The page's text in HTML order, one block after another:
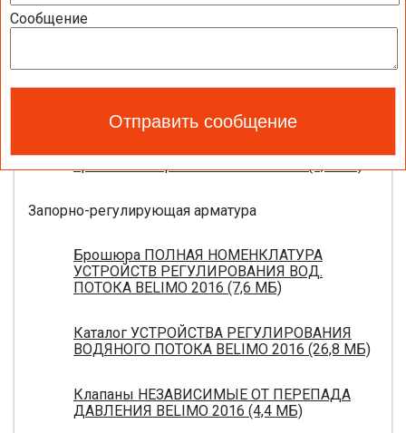
Сообщение
Полный обзор электроприводов для систем
вентиляции 2016 (17,5 МБ)
Каталог ЭЛЕКТРОПРИВОДЫ ДЛЯ
ВОЗДУШНЫХ ЗАСЛОНОК BELIMO 2016 (18,2
противопожарных клапанов 2015 (0,8 МБ)
Запорно-регулирующая арматура
Брошюра ПОЛНАЯ НОМЕНКЛАТУРА
УСТРОЙСТВ РЕГУЛИРОВАНИЯ ВОД.
ПОТОКА BELIMO 2016 (7,6 МБ)
Каталог УСТРОЙСТВА РЕГУЛИРОВАНИЯ
ВОДЯНОГО ПОТОКА BELIMO 2016 (26,8 МБ)
Клапаны НЕЗАВИСИМЫЕ ОТ ПЕРЕПАДА
ДАВЛЕНИЯ BELIMO 2016 (4,4 МБ)